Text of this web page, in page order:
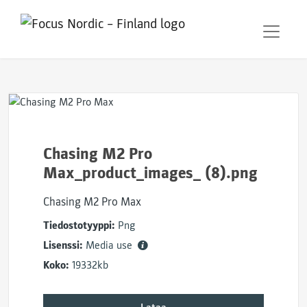
Chasing M2 Pro
Max_product_images_ (8).png
Chasing M2 Pro Max
Tiedostotyyppi: Png
Lisenssi: Media use
Koko: 19332kb